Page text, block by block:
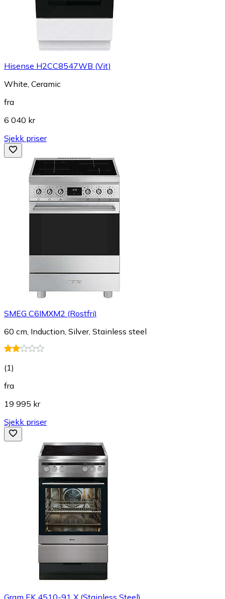
Hisense H2CC8547WB (Vit)
White, Ceramic
fra
6 040 kr
Sjekk priser
SMEG C6IMXM2 (Rostfri)
60 cm, Induction, Silver, Stainless steel
(1)
fra
19 995 kr
Sjekk priser
Gram EK 4510-91 X (Stainless Steel)